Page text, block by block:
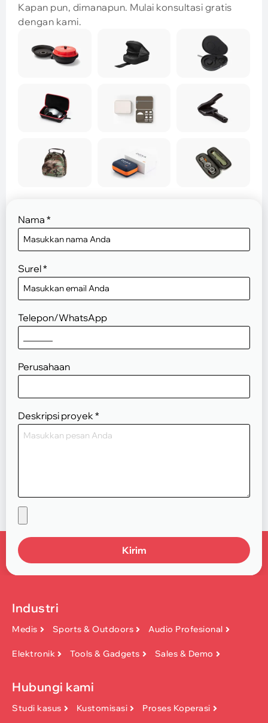
Nama *
Surel*
Telepon/WhatsApp
Perusahaan
Deskripsi proyek*
Kirim
Kapan pun, dimanapun. Mulai konsultasi gratis
dengan kami.
Industri
Medis Sports & Outdoors Audio Profesional
Elektronik Tools & Gadgets Sales & Demo
Hubungi kami
Studi kasus Kustomisasi Proses Koperasi